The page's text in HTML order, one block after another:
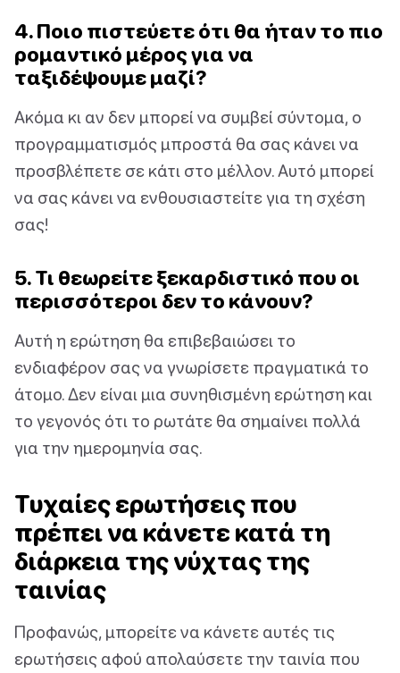
4. Ποιο πιστεύετε ότι θα ήταν το πιο
ρομαντικό μέρος για να
ταξιδέψουμε μαζί?
Ακόμα κι αν δεν μπορεί να συμβεί σύντομα, ο
προγραμματισμός μπροστά θα σας κάνει να
προσβλέπετε σε κάτι στο μέλλον. Αυτό μπορεί
να σας κάνει να ενθουσιαστείτε για τη σχέση
σας!
5. Τι θεωρείτε ξεκαρδιστικό που οι
περισσότεροι δεν το κάνουν?
Αυτή η ερώτηση θα επιβεβαιώσει το
ενδιαφέρον σας να γνωρίσετε πραγματικά το
άτομο. Δεν είναι μια συνηθισμένη ερώτηση και
το γεγονός ότι το ρωτάτε θα σημαίνει πολλά
για την ημερομηνία σας.
Τυχαίες ερωτήσεις που
πρέπει να κάνετε κατά τη
διάρκεια της νύχτας της
ταινίας
Προφανώς, μπορείτε να κάνετε αυτές τις
ερωτήσεις αφού απολαύσετε την ταινία που